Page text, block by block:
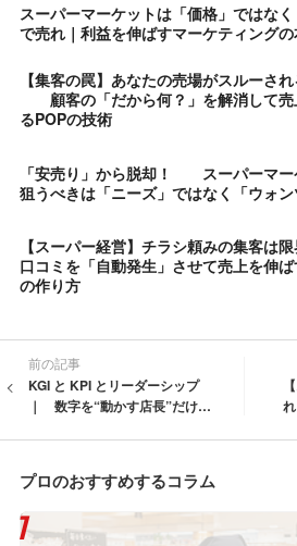
スーパーマーケットは「価格」ではなく
で売れ｜利益を伸ばすマーケティング
【集客の罠】あなたの売場がスルーされ
顧客の「だから何？」を解消して売
るPOPの技術
「安売り」から脱却！ スーパーマー
狙うべきは「ニーズ」ではなく「ウォン
【スーパー経営】チラシ頼みの集客
口コミを「自動発生」させて売上を伸
の作り方
前の記事
KGI と KPI とリーダーシップ
｜ 数字を“動かす店長”だけが
イ
プロのおすすめするコラム